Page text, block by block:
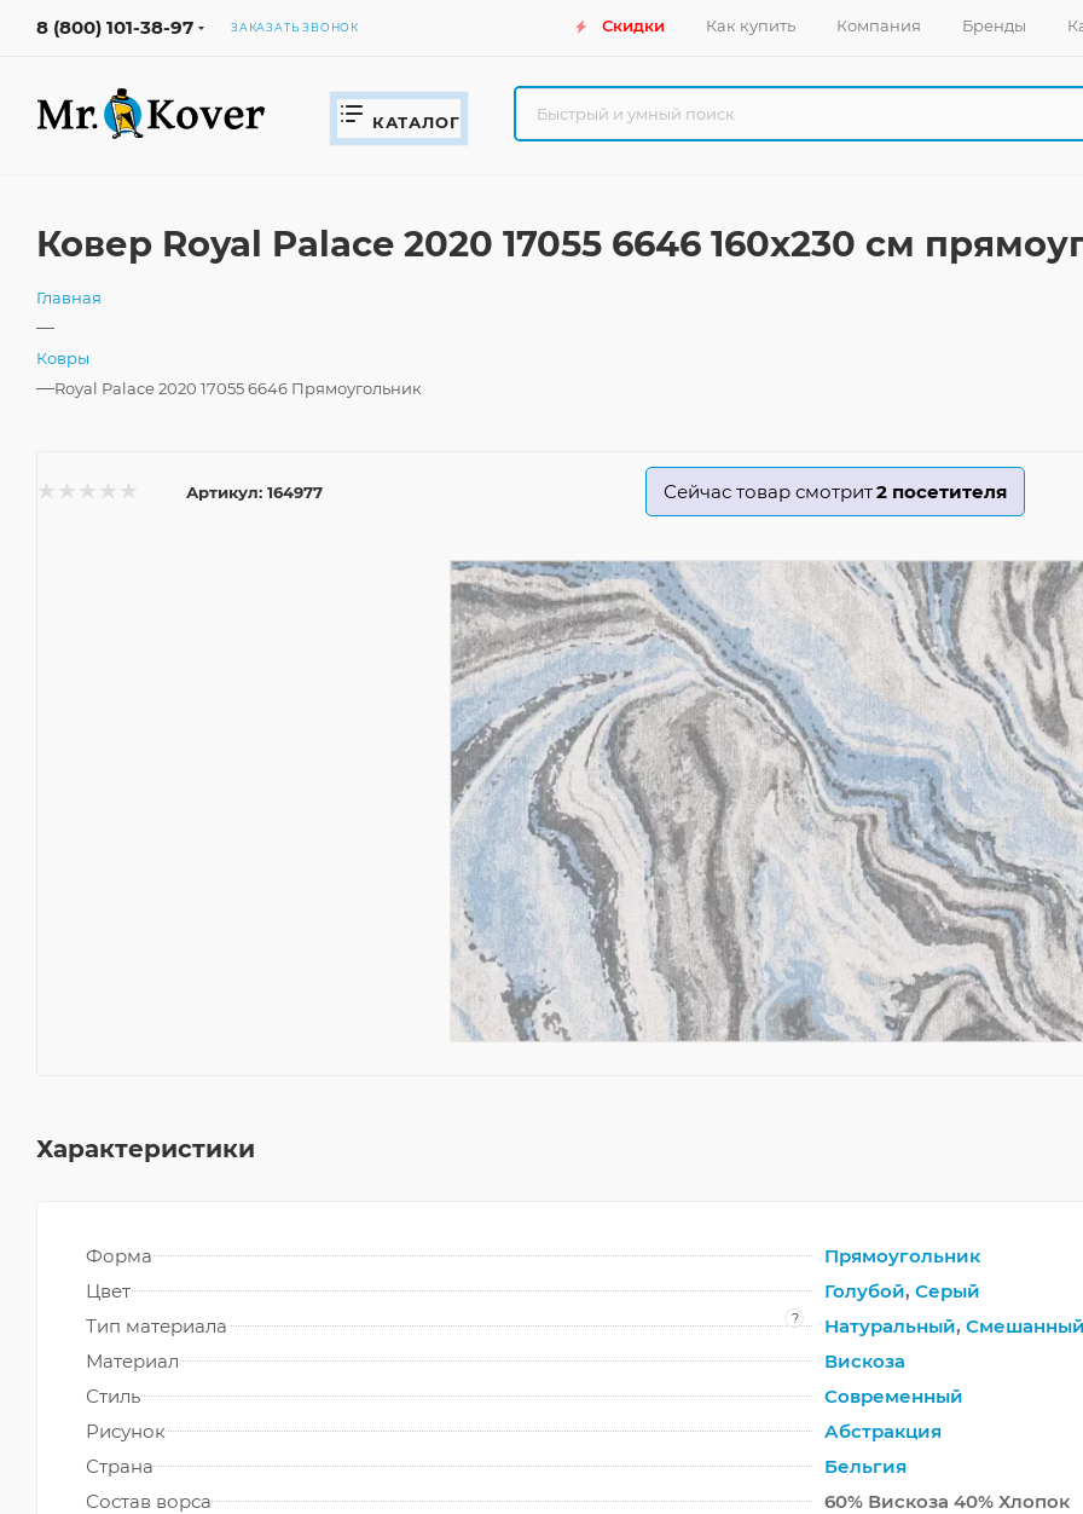
8 (800) 101-38-97 ЗАКАЗАТЬ ЗВОНОК Скидки Как купить Компания Бренды
КАТАЛОГ
Ковер Royal Palace 2020 17055 6646 160x230 см
Главная
—
Ковры
—Royal Palace 2020 17055 6646 Прямоугольник
Артикул: 164977 Сейчас товар смотрит2 посетителя
Характеристики
Форма
Прямоугольник
Цвет
Голубой, Серый
Тип материала
? Натуральный,
Материал
Вискоза
Стиль
Современный
Рисунок
Абстракция
Страна
Бельгия
Состав ворса
60% Вискоза 40% Хлопок